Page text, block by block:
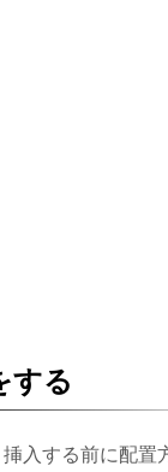
する
入する前に配置